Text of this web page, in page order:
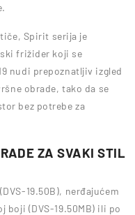
Spirit serija je
frižider koji se
nudi prepoznatljiv izgled
obrade, tako da se
bez potrebe za
ZA SVAKI STIL
19.50B), nerđajućem
boji (DVS-19.50MB) ili po